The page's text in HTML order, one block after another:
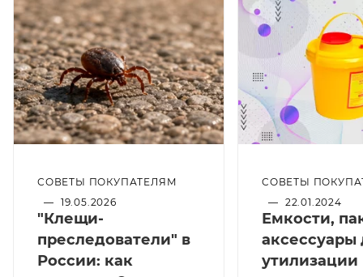
СОВЕТЫ ПОКУПАТЕЛЯМ
— 19.05.2026
"Клещи-
преследователи" в
России: как
СОВЕТЫ
— 22.01.2024
Емкости,
аксессуары
утилизации